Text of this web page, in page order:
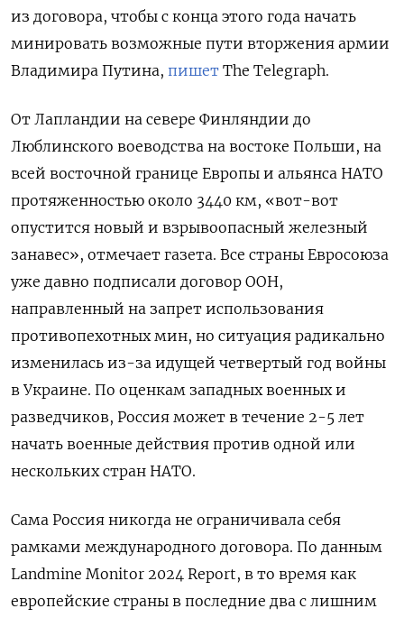
из договора, чтобы с конца этого года начать
минировать возможные пути вторжения армии
Владимира Путина, пишет The Telegraph.
От Лапландии на севере Финляндии до
Люблинского воеводства на востоке Польши, на
всей восточной границе Европы и альянса НАТО
протяженностью около 3440 км, «вот-вот
опустится новый и взрывоопасный железный
занавес», отмечает газета. Все страны Евросоюза
уже давно подписали договор ООН,
направленный на запрет использования
противопехотных мин, но ситуация радикально
изменилась из-за идущей четвертый год войны
в Украине. По оценкам западных военных и
разведчиков, Россия может в течение 2-5 лет
начать военные действия против одной или
нескольких стран НАТО.
Сама Россия никогда не ограничивала себя
рамками международного договора. По данным
Landmine Monitor 2024 Report, в то время как
европейские страны в последние два с лишним